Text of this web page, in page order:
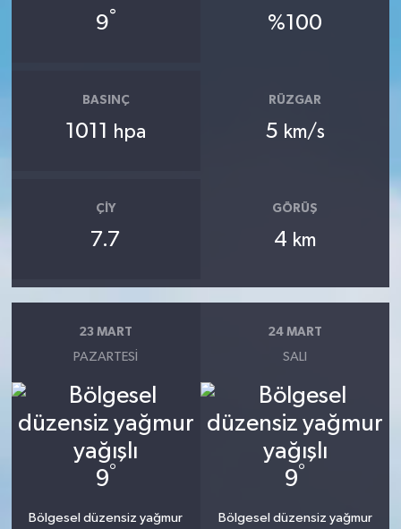
9° %100
BASINÇ
1011 hpa
RÜZGAR
5 km/s
ÇIY
7.7
GÖRÜŞ
4 km
23 MART
PAZARTESI
9°
Bölgesel düzensiz yağmur
24 MART
SALI
9°
Bölgesel düzensiz yağmur